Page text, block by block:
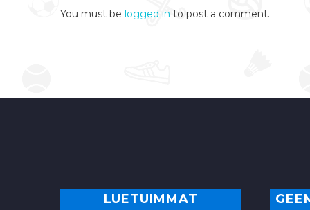
You must be logged in to post a comment.
LUETUIMMAT